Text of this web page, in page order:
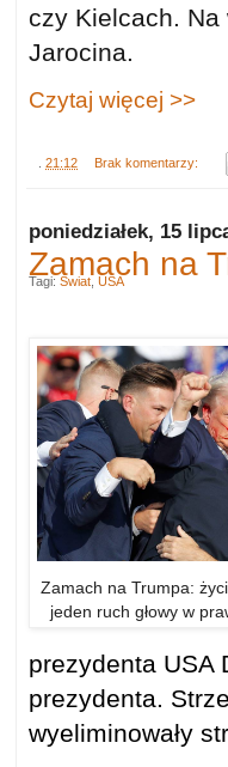
czy Kielcach. Na
Jarocina.
Czytaj więcej >>
21:12 Brak komentarzy:
poniedziałek, 15
Zamach na
Zamach na Trumpa:
jeden ruch głowy w
prezydenta USA
prezydenta.
wyeliminowały
Tagi: Świat USA